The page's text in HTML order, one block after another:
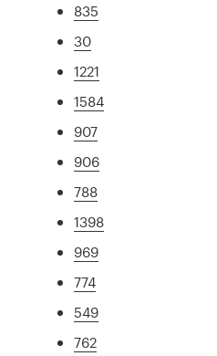
835
30
1221
1584
907
906
788
1398
969
774
549
762